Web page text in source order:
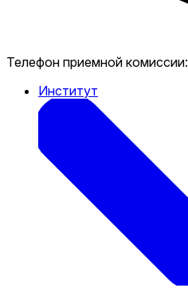
Телефон приемной комиссии:
Институт